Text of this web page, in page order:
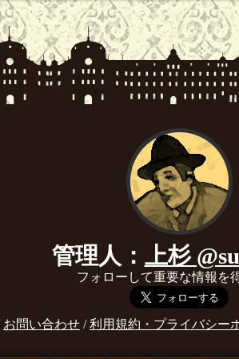
管理人： 上杉
フォローして重要な情報を
お問い合わせ /利用規約・プライバシー